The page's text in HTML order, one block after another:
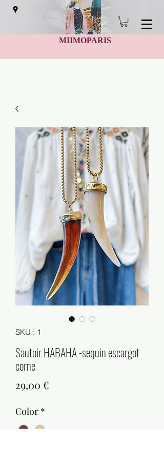
MIIMOPARIS
SKU : 1
Sautoir HABAHA -sequin escargot
corne
29,00 €
Color *